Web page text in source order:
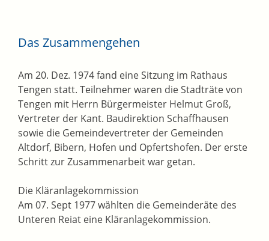
Das Zusammengehen
Am 20. Dez. 1974 fand eine Sitzung im Rathaus
Tengen statt. Teilnehmer waren die Stadträte von
Tengen mit Herrn Bürgermeister Helmut Groß,
Vertreter der Kant. Baudirektion Schaffhausen
sowie die Gemeindevertreter der Gemeinden
Altdorf, Bibern, Hofen und Opfertshofen. Der erste
Schritt zur Zusammenarbeit war getan.
Die Kläranlagekommission
Am 07. Sept 1977 wählten die Gemeinderäte des
Unteren Reiat eine Kläranlagekommission.